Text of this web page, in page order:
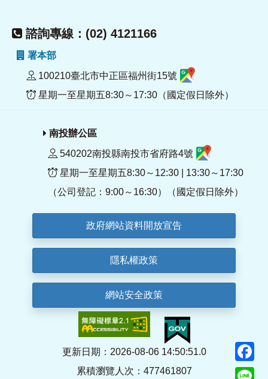
諮詢專線：(02) 4121166
署本部
100210臺北市中正區福州街15號
星期一至星期五8:30～17:30（國定假日除外）
南投辦公區
540202南投縣南投市省府路4號
星期一至星期五8:30～12:30 | 13:30～17:30
（公司登記：9:00～16:30）（國定假日除外）
政府網站資料開放宣告
隱私權政策
網站安全政策
更新日期：2026-08-06 14:50:51.0
累積瀏覽人次：477461807